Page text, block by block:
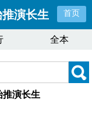
演长生 首页
全本
推演长生